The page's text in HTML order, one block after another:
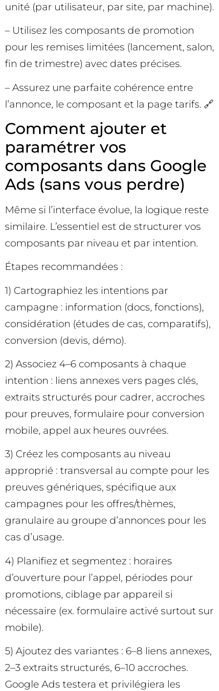
unité (par utilisateur, par site, par machine).
– Utilisez les composants de promotion
pour les remises limitées (lancement, salon,
fin de trimestre) avec dates précises.
– Assurez une parfaite cohérence entre
l’annonce, le composant et la page tarifs. 🔗
Comment ajouter et
paramétrer vos
composants dans Google
Ads (sans vous perdre)
Même si l’interface évolue, la logique reste
similaire. L’essentiel est de structurer vos
composants par niveau et par intention.
Étapes recommandées :
1) Cartographiez les intentions par
campagne : information (docs, fonctions),
considération (études de cas, comparatifs),
conversion (devis, démo).
2) Associez 4–6 composants à chaque
intention : liens annexes vers pages clés,
extraits structurés pour cadrer, accroches
pour preuves, formulaire pour conversion
mobile, appel aux heures ouvrées.
3) Créez les composants au niveau
approprié : transversal au compte pour les
preuves génériques, spécifique aux
campagnes pour les offres/thèmes,
granulaire au groupe d’annonces pour les
cas d’usage.
4) Planifiez et segmentez : horaires
d’ouverture pour l’appel, périodes pour
promotions, ciblage par appareil si
nécessaire (ex. formulaire activé surtout sur
mobile).
5) Ajoutez des variantes : 6–8 liens annexes,
2–3 extraits structurés, 6–10 accroches.
Google Ads testera et privilégiera les